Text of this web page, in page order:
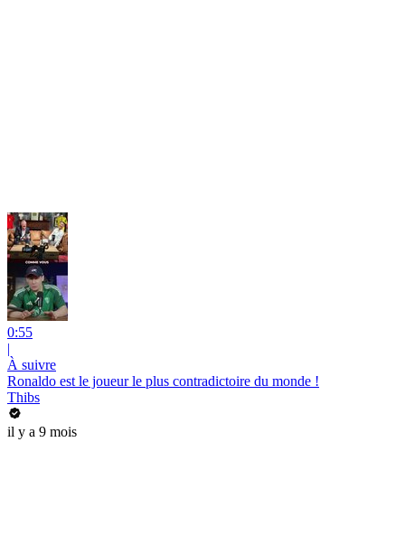
0:55
|
À suivre
Ronaldo est le joueur le plus contradictoire du monde !
Thibs
il y a 9 mois